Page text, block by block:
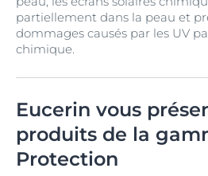
partiellement dans la peau et
dommages causés par les UV
chimique.
Eucerin vous
produits de la
Protection